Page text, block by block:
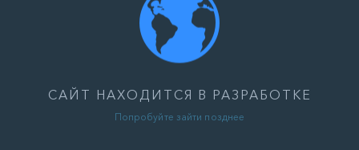
САЙТ НАХОДИТСЯ В РАЗРАБОТКЕ
Попробуйте зайти позднее